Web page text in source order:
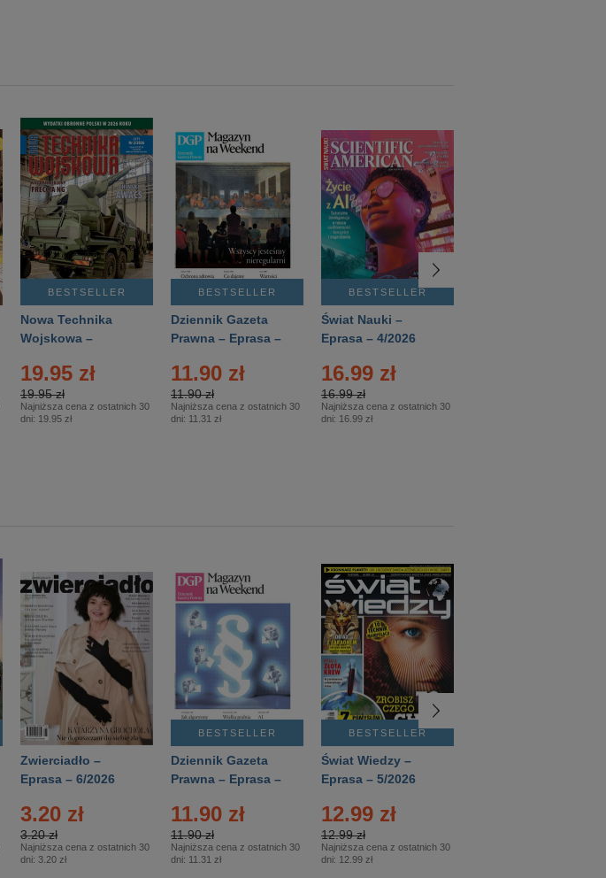
BESTSELLER
Nowa Technika
Wojskowa –
19.95 zł
19.95 zł
Najniższa cena z ostatnich 30
dni: 19.95 zł
BESTSELLER
Dziennik Gazeta
Prawna – Eprasa –
11.90 zł
11.90 zł
Najniższa cena z ostatnich 30
dni: 11.31 zł
BESTSELLER
Świat Nauki –
Eprasa – 4/2026
16.99 zł
16.99 zł
Najniższa cena z ostatnich 30
dni: 16.99 zł
Zwierciadło –
Eprasa – 6/2026
3.20 zł
3.20 zł
Najniższa cena z ostatnich 30
dni: 3.20 zł
BESTSELLER
Dziennik Gazeta
Prawna – Eprasa –
11.90 zł
11.90 zł
Najniższa cena z ostatnich 30
dni: 11.31 zł
BESTSELLER
Świat Wiedzy –
Eprasa – 5/2026
12.99 zł
12.99 zł
Najniższa cena z ostatnich 30
dni: 12.99 zł